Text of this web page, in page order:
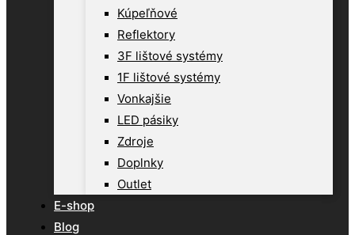
Kúpeľňové
Reflektory
3F lištové systémy
1F lištové systémy
Vonkajšie
LED pásiky
Zdroje
Doplnky
Outlet
E-shop
Blog